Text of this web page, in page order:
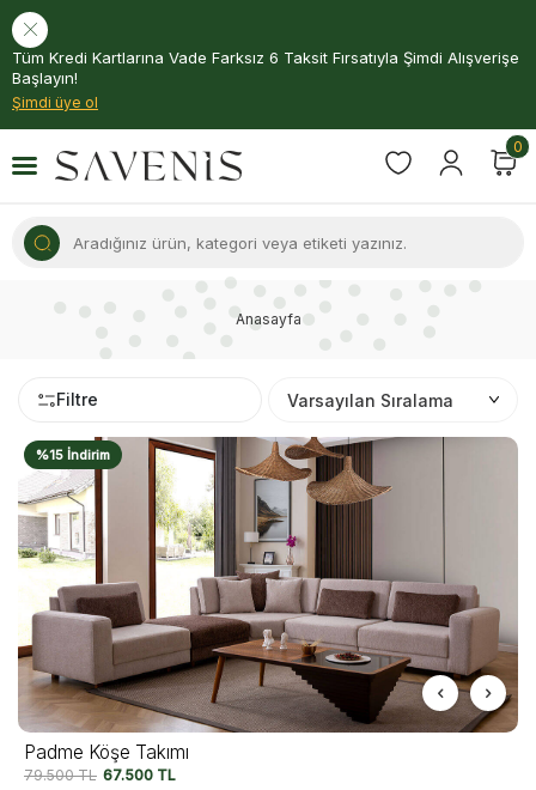
Tüm Kredi Kartlarına Vade Farksız 6 Taksit Fırsatıyla Şimdi Alışverişe
Başlayın!
Şimdi üye ol
0
Anasayfa
Filtre
%15 İndirim
Padme Köşe Takımı
79.500TL 67.500 TL